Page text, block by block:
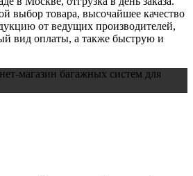
выбор товара, высочайшее качество
от ведущих производителей,
вид оплаты, а также быструю и
магазин багажных систем для